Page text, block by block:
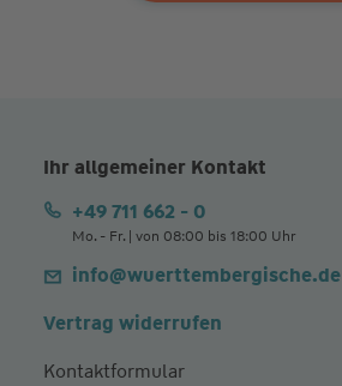
Ihr allgemeiner Kontakt
+49 711 662 - 0
Mo. - Fr. | von 08:00 bis 18:00 Uhr
info@wuerttembergische.de
Vertrag widerrufen
Kontaktformular